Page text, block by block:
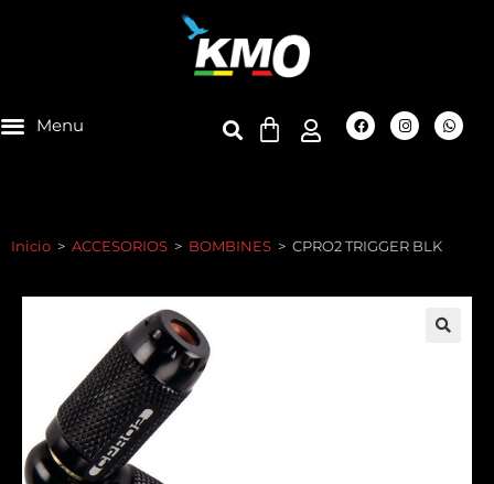
Inicio > ACCESORIOS > BOMBINES > CPRO2 TRIGGER BLK